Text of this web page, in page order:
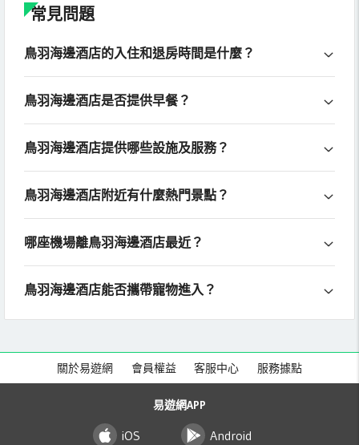
常見問題
鳥羽海邊酒店的入住和退房時間是什麼？
鳥羽海邊酒店是否提供早餐？
鳥羽海邊酒店提供哪些設施及服務？
鳥羽海邊酒店附近有什麼熱門景點？
哪座機場離鳥羽海邊酒店最近？
鳥羽海邊酒店能否攜帶寵物進入？
關於易遊網 會員權益 客服中心 服務據點
易遊網APP
iOS Android